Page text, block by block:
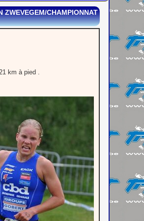
ZWEVEGEM/CHAMPIONNAT
km à pied .